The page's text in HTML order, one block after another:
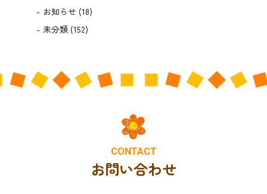
お知らせ (18)
未分類(152)
CONTACT
お問い合わせ